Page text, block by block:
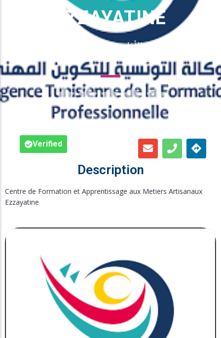
Inscription en Ligne
Foire aux Questions
EZZAYATINE

Verified
Description
Centre de Formation et Apprentissage aux Metiers Artisanaux
Ezzayatine